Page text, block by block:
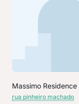
Massimo Residence
rua pinheiro machado